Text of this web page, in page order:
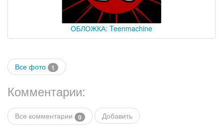
ОБЛОЖКА: Teenmachine
Все фото 1
Комментарии:
Все комментарии 0 Добавить